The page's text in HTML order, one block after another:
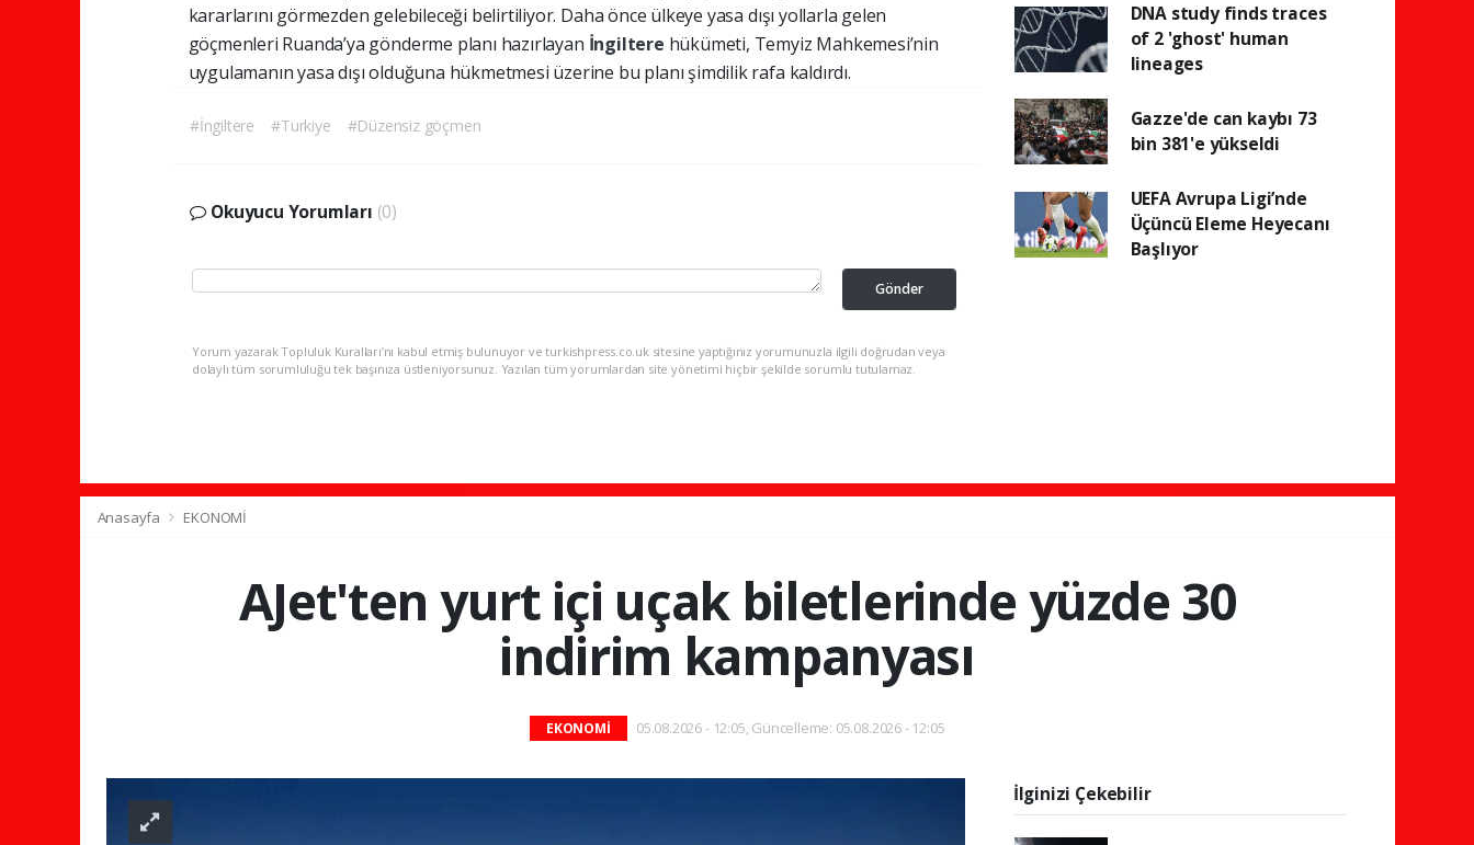
kararlarını görmezden gelebileceği belirtiliyor. Daha önce ülkeye yasa dışı yollarla gelen
göçmenleri Ruanda’ya gönderme planı hazırlayan İngiltere hükümeti, Temyiz Mahkemesi’nin
uygulamanın yasa dışı olduğuna hükmetmesi üzerine bu planı şimdilik rafa kaldırdı.
#İngiltere #Turkiye #Düzensiz göçmen
Okuyucu Yorumları (0)
Gönder
Yorum yazarak Topluluk Kuralları’nı kabul etmiş bulunuyor ve turkishpress.co.uk sitesine yaptığınız yorumunuzla ilgili doğrudan veya
dolaylı tüm sorumluluğu tek başınıza üstleniyorsunuz. Yazılan tüm yorumlardan site yönetimi hiçbir şekilde sorumlu tutulamaz.
DNA study finds traces
of 2 'ghost' human
lineages
Gazze'de can kaybı 73
bin 381'e yükseldi
UEFA Avrupa Ligi’nde
Üçüncü Eleme Heyecanı
Başlıyor
Anasayfa EKONOMİ
AJet'ten yurt içi uçak biletlerinde yüzde 30
indirim kampanyası
EKONOMİ 05.08.2026 - 12:05, Güncelleme: 05.08.2026 - 12:05
İlginizi Çekebilir